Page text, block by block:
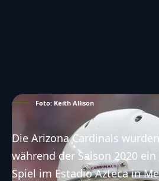
Foto: Keith Allison
Die Arizona Cardinals
während der Saison 2020 ein
Spiel im Estadio Azteca in